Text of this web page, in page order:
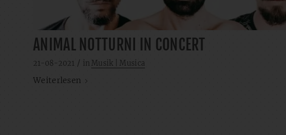
ANIMAL NOTTURNI IN CONCERT
21-08-2021 / in Musik | Musica
Weiterlesen